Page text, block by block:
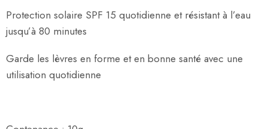
Protection solaire SPF 15 quotidienne et résistant à l’eau
jusqu’à 80 minutes
Garde les lèvres en forme et en bonne santé avec une
utilisation quotidienne